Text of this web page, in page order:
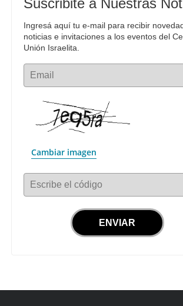
Ingresá aquí tu e-mail para recibir
noticias e invitaciones a los eventos del
Unión Israelita.
Email
Cambiar imagen
Escribe el código